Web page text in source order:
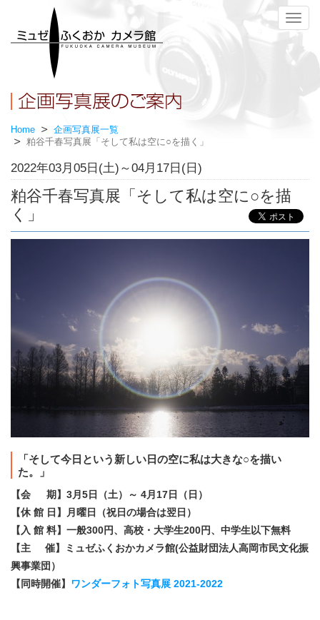
メ
ニ
Home
企画写真展一覧
粕谷千春写真展「そして私は空に○を描く」
2022年03月05日(土)～04月17日(日)
粕谷千春写真展「そして私は空に○を描
く」
「そして今日という新しい日の空に私は大きな○を描い
た。」
【会 期】3月5日（土）～ 4月17日（日）
【休 館 日】月曜日（祝日の場合は翌日）
【入 館 料】一般300円、高校・大学生200円、中学生以下無料
【主 催】ミュゼふくおかカメラ館(公益財団法人高岡市民文化振
興事業団）
【同時開催】 ワンダーフォト写真展 2021-2022